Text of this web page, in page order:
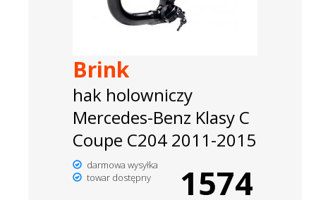
Brink
hak holowniczy
Mercedes-Benz Klasy C
Coupe C204 2011-2015
darmowa wysyłka
towar dostępny
1574